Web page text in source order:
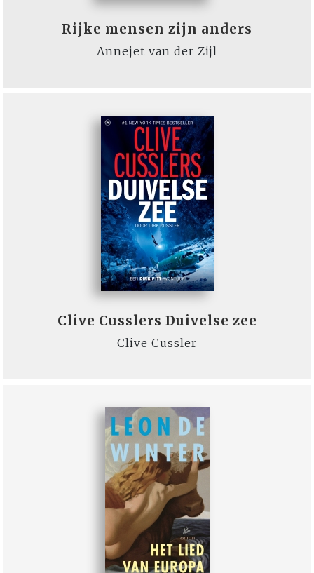
Rijke mensen zijn anders
Annejet van der Zijl
Clive Cusslers Duivelse zee
Clive Cussler